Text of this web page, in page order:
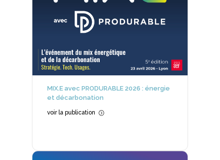
MIX.E avec PRODURABLE 2026 : énergie
et décarbonation
voir la publication =